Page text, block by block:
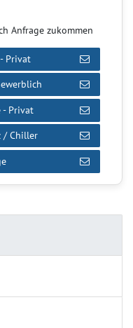
Anfrage zukommen
Privat
- Privat
/ Chiller